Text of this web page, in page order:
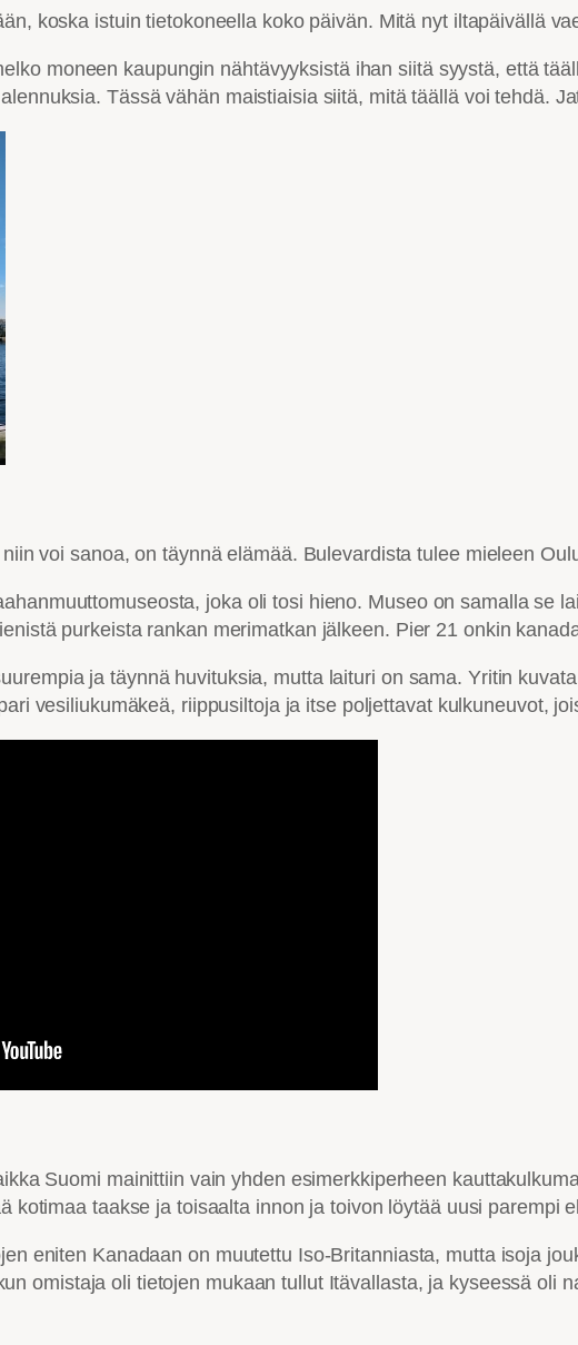
koska istuin tietokoneella koko päivän. Mitä nyt iltapäivällä
moneen kaupungin nähtävyyksistä ihan siitä syystä, että
Tässä vähän maistiaisia siitä, mitä täällä voi tehdä.
voi sanoa, on täynnä elämää. Bulevardista tulee mieleen
joka oli tosi hieno. Museo on samalla se
purkeista rankan merimatkan jälkeen. Pier 21 onkin
ja täynnä huvituksia, mutta laituri on sama. Yritin
vesiliukumäkeä, riippusiltoja ja itse poljettavat kulkuneuvot,
Suomi mainittiin vain yhden esimerkkiperheen
kotimaa taakse ja toisaalta innon ja toivon löytää uusi parempi
eniten Kanadaan on muutettu Iso-Britanniasta, mutta isoja
omistaja oli tietojen mukaan tullut Itävallasta, ja kyseessä oli